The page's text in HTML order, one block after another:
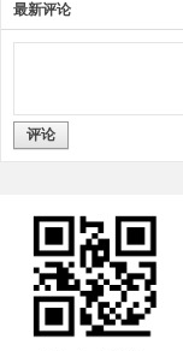
最新评论
评论